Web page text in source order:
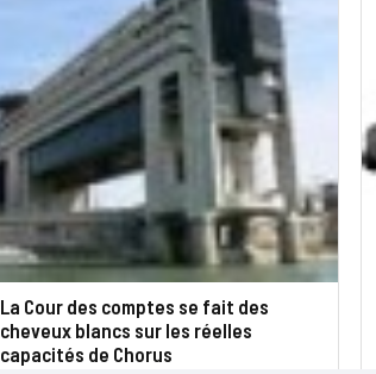
La Cour des comptes se fait des
cheveux blancs sur les réelles
capacités de Chorus